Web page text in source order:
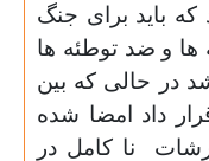
باید برای جنگ
ها و ضد توطئه ها
در حالی که بین
داد امضا شده
نا کامل در